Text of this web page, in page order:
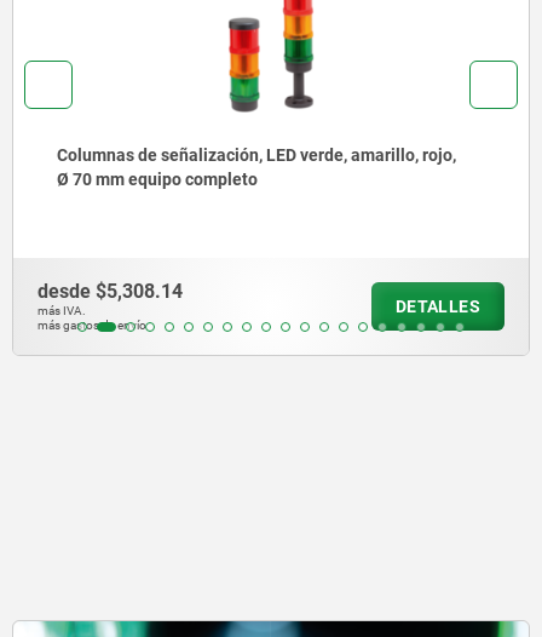
rojo,
DETALLES
Pie para tubo de Ø 25 mm
más gastos de envío